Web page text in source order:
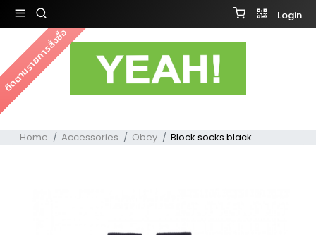
Login
ติดตามรายการสั่งซื้อ
Home Accessories Obey Block socks black